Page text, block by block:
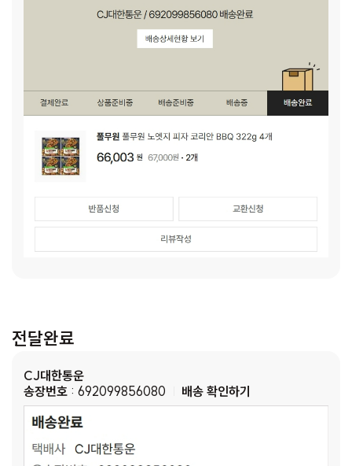
전달완료
CJ대한통운
송장번호 : 692099856080 배송 확인하기